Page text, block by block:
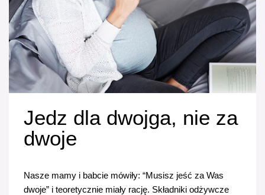
Jedz dla dwojga, nie za
dwoje
Nasze mamy i babcie mówiły: “Musisz jeść za Was
dwoje” i teoretycznie miały rację. Składniki odżywcze